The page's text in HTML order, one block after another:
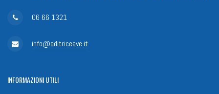
06 66 1321
info@editriceave.it
INFORMAZIONIUTILI